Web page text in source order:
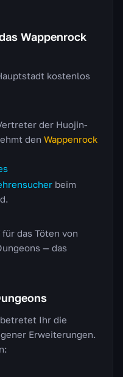
Wappenrock
kostenlos
der Huojin-
den Wappenrock
beim
das Töten von
— das
Ihr die
Erweiterungen.